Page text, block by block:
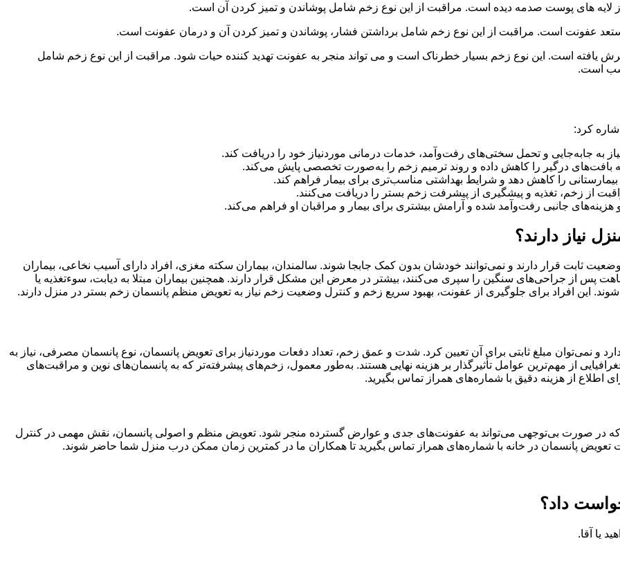
های پوست صدمه دیده است. مراقبت از این نوع زخم شامل پوشاندن و تمیز کردن آن است.
عفونت است. مراقبت از این نوع زخم شامل برداشتن فشار، پوشاندن و تمیز کردن آن و درمان عفونت است.
یافته است. این نوع زخم بسیار خطرناک است و می تواند منجر به عفونت تهدید کننده حیات شود. مراقبت از این نوع زخم شامل
است.
کرد:
به جابه‌جایی و تحمل سختی‌های رفت‌وآمد، خدمات درمانی موردنیاز خود را دریافت کند.
بافت‌های درگیر را کاهش داده و روند ترمیم زخم را به‌صورت تخصصی پایش می‌کند.
را کاهش دهد و شرایط بهداشتی مناسب‌تری برای بیمار فراهم کند.
از زخم، تغذیه و پیشگیری از پیشرفت زخم بستر را دریافت می‌کنند.
جانبی رفت‌وآمد شده و آرامش بیشتری برای بیمار و مراقبان او فراهم می‌کند.
نیاز دارند؟
ثابت قرار دارند و نمی‌توانند خودشان بدون کمک جابجا شوند. سالمندان، بیماران سکته مغزی، افراد دارای آسیب نخاعی، بیماران
پس از جراحی‌های سنگین را سپری می‌کنند، بیشتر در معرض این مشکل قرار دارند. همچنین بیماران مبتلا به دیابت، سوءتغذیه یا
این افراد برای جلوگیری از عفونت، بهبود سریع زخم و کنترل وضعیت زخم نیاز به تعویض منظم پانسمان زخم بستر در منزل دارند.
و نمی‌توان مبلغ ثابتی برای آن تعیین کرد. شدت و عمق زخم، تعداد دفعات موردنیاز برای تعویض پانسمان، نوع پانسمان مصرفی، نیاز به
از مهم‌ترین عوامل تأثیرگذار بر هزینه نهایی هستند. به‌طور معمول، زخم‌های پیشرفته‌تر که به پانسمان‌های نوین و مراقبت‌های
از هزینه دقیق با شماره‌های همراز تماس بگیرید.
در صورت بی‌توجهی می‌تواند به عفونت‌های جدی و عوارض گسترده منجر شود. تعویض منظم و اصولی پانسمان، نقش مهمی در کنترل
تعویض پانسمان در خانه با شماره‌های همراز تماس بگیرید تا همکاران ما در کمترین زمان ممکن درب منزل شما حاضر شوند.
داد؟
یا آقا.